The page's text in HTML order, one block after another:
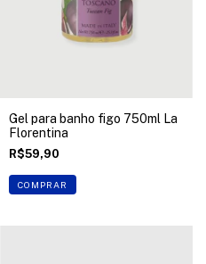
Gel para banho figo 750ml La
Florentina
R$59,90
COMPRAR